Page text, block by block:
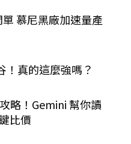
慕尼黑廠加速量產
！真的這麼強嗎？
略！Gemini 幫你讀
比價